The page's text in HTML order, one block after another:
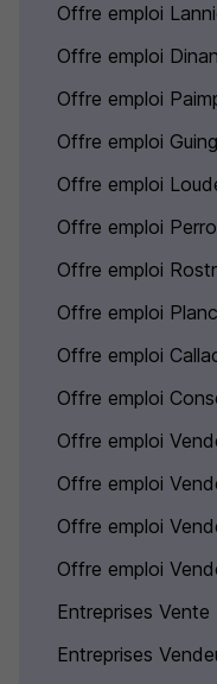
Offre emploi
Offre emploi Dinan
Offre emploi
Offre emploi
Offre emploi
Offre emploi
Offre emploi
Offre emploi
Offre emploi
Offre emploi
Offre emploi
Offre emploi
Offre emploi
Offre emploi
Entreprises Vente
Entreprises